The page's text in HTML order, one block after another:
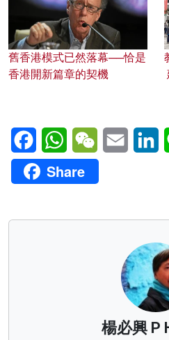
舊香港模式已然落幕──恰是
香港開新篇章的契機
FacebookWhatsAppWeChatEmail
Share
楊必興 P